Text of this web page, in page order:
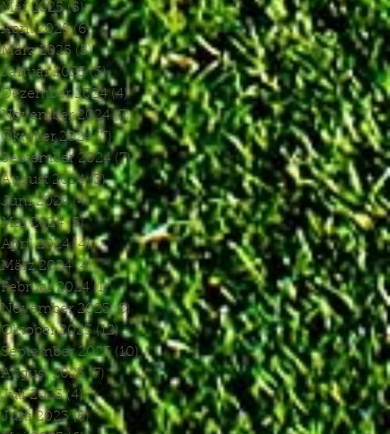
Mai 2025 (5)5 Beiträge
April 2025 (6)6 Beiträge
März 2025 (5)5 Beiträge
Januar 2025 (3)3 Beiträge
Dezember 2024 (4)4 Beiträge
November 2024 (7)7 Beiträge
Oktober 2024 (7)7 Beiträge
September 2024 (7)7 Beiträge
August 2024 (3)3 Beiträge
Juni 2024 (4)4 Beiträge
Mai 2024 (5)5 Beiträge
April 2024 (4)4 Beiträge
März 2024 (4)4 Beiträge
Februar 2024 (1)1 Beitrag
November 2023 (8) 8 Beiträge
Oktober 2023 (12)12 Beiträge
September 2023 (10)10 Beiträge
August 2023 (7)7 Beiträge
Juli 2023 (4)4 Beiträge
Juni 2023 (6)6 Beiträge